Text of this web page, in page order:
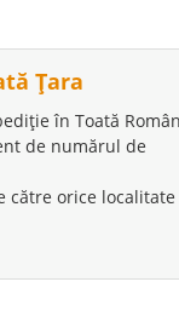
Canapea
calitate
Canapele de colt
crem – Disponibil
MAI FABRICA O
Țara
în Toată
de numărul de
către orice localitate